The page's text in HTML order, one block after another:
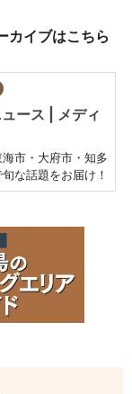
イブはこちら
ース | メディ
市・大府市・知多
な話題をお届け！